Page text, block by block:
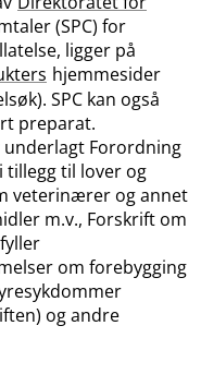
(SPC) for
ligger på
hjemmesider
SPC kan også
preparat.
underlagt Forordning
tillegg til lover og
veterinærer og annet
m.v., Forskrift om
om forebygging
og andre